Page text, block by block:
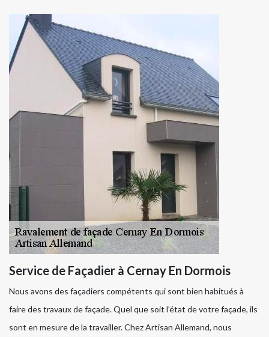
Service de Façadier à Cernay En Dormois
Nous avons des façadiers compétents qui sont bien habitués à
faire des travaux de façade. Quel que soit l’état de votre façade, ils
sont en mesure de la travailler. Chez Artisan Allemand, nous